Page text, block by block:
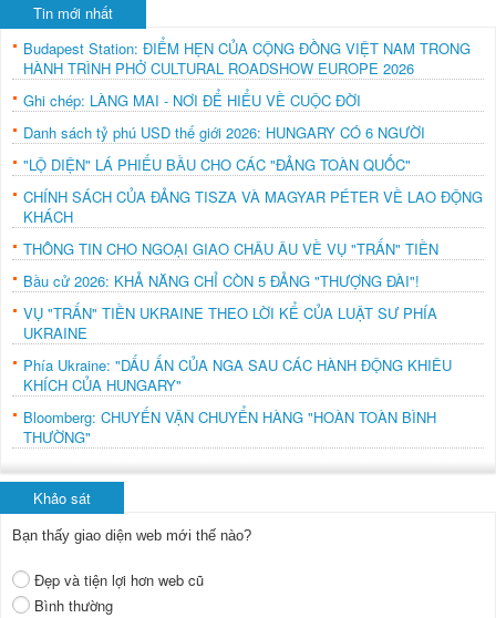
Tin mới nhất
Budapest Station: ĐIỂM HẸN CỦA CỘNG ĐỒNG VIỆT NAM TRONG
HÀNH TRÌNH PHỞ CULTURAL ROADSHOW EUROPE 2026
Ghi chép: LÀNG MAI - NƠI ĐỂ HIỂU VỀ CUỘC ĐỜI
Danh sách tỷ phú USD thế giới 2026: HUNGARY CÓ 6 NGƯỜI
"LỘ DIỆN" LÁ PHIẾU BẦU CHO CÁC "ĐẢNG TOÀN QUỐC"
CHÍNH SÁCH CỦA ĐẢNG TISZA VÀ MAGYAR PÉTER VỀ LAO ĐỘNG
KHÁCH
THÔNG TIN CHO NGOẠI GIAO CHÂU ÂU VỀ VỤ "TRẤN" TIỀN
Bầu cử 2026: KHẢ NĂNG CHỈ CÒN 5 ĐẢNG "THƯỢNG ĐÀI"!
VỤ "TRẤN" TIỀN UKRAINE THEO LỜI KỂ CỦA LUẬT SƯ PHÍA
UKRAINE
Phía Ukraine: "DẤU ẤN CỦA NGA SAU CÁC HÀNH ĐỘNG KHIÊU
KHÍCH CỦA HUNGARY"
Bloomberg: CHUYẾN VẬN CHUYỂN HÀNG "HOÀN TOÀN BÌNH
THƯỜNG"
Khảo sát
Bạn thấy giao diện web mới thế nào?
Đẹp và tiện lợi hơn web cũ
Bình thường